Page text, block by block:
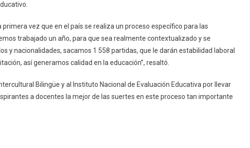
vez que en el país se realiza un proceso específico para las
trabajado un año, para que sea realmente contextualizado y se
y nacionalidades, sacamos 1 558 partidas, que le darán estabilidad laboral
así generamos calidad en la educación”, resaltó.
Bilingüe y al Instituto Nacional de Evaluación Educativa por llevar
a docentes la mejor de las suertes en este proceso tan importante